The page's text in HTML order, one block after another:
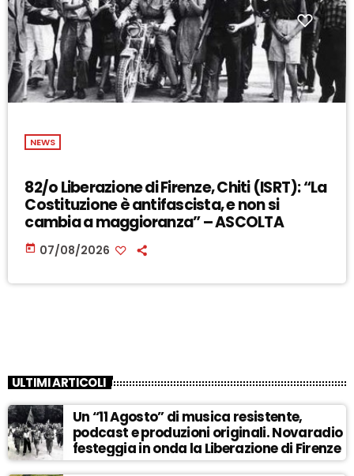
NEWS
82/o Liberazione di Firenze, Chiti (ISRT): “La
Costituzione è antifascista, e non si
cambia a maggioranza” – ASCOLTA
today 07/08/2026
ULTIMI ARTICOLI
Un “11 Agosto” di musica resistente,
podcast e produzioni originali. Novaradio
festeggia in onda la Liberazione di Firenze